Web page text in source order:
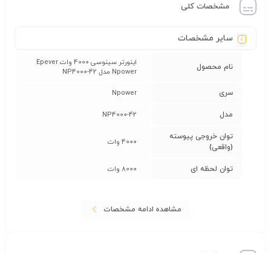
مشخصات کلی
سایر مشخصات
نام محصول
اینورتر سینوسی 4000 وات Epever
Npower مدل NP4000-42
سری Npower
مدل NP4000-42
توان خروجی پیوسته
(واقعی)
4000 وات
توان لحظه ای 8000 وات
مشاهده ادامه مشخصات